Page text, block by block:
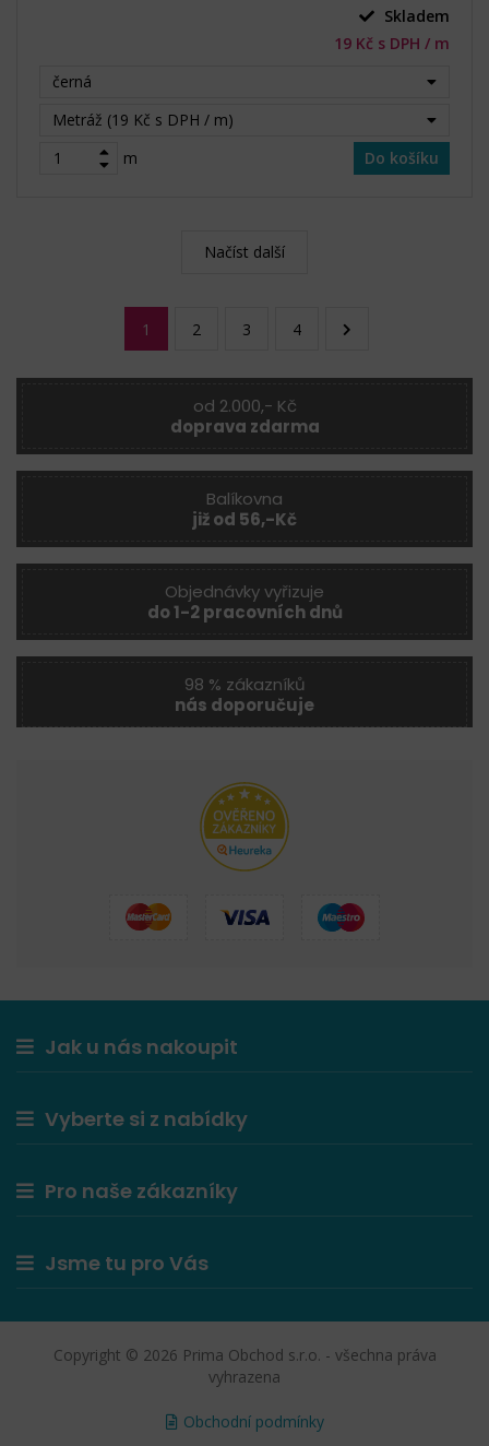
Skladem
19 Kč s DPH / m
černá
Metráž (19 Kč s DPH / m)
m
Do košíku
Načíst další
1 2 3 4
od 2.000,- Kč
doprava zdarma
Balíkovna
již od 56,-Kč
Objednávky vyřizuje
do 1-2 pracovních dnů
98 % zákazníků
nás doporučuje
Jak u nás nakoupit
Vyberte si z nabídky
Pro naše zákazníky
Jsme tu pro Vás
Copyright © 2026 Prima Obchod s.r.o. - všechna práva
vyhrazena
Obchodní podmínky